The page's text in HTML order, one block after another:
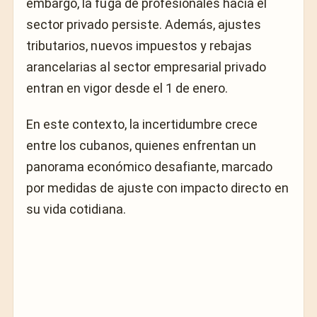
embargo, la fuga de profesionales hacia el
sector privado persiste. Además, ajustes
tributarios, nuevos impuestos y rebajas
arancelarias al sector empresarial privado
entran en vigor desde el 1 de enero.
En este contexto, la incertidumbre crece
entre los cubanos, quienes enfrentan un
panorama económico desafiante, marcado
por medidas de ajuste con impacto directo en
su vida cotidiana.